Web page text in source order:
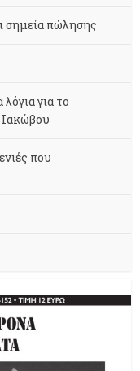
σημεία πώλησης
για το
Ιακώβου
που